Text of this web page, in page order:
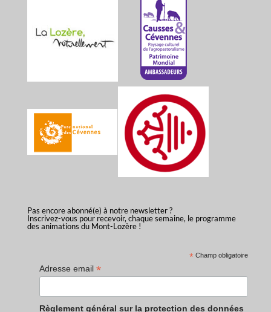
Pas encore abonné(e) à notre newsletter ?
Inscrivez-vous pour recevoir, chaque semaine, le programme
des animations du Mont-Lozère !
* Champ obligatoire
Adresse email *
Règlement général sur la protection des données